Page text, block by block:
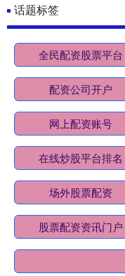
话题标签
全民配资股票平台
配资公司开户
网上配资账号
在线炒股平台排名
场外股票配资
股票配资资讯门户